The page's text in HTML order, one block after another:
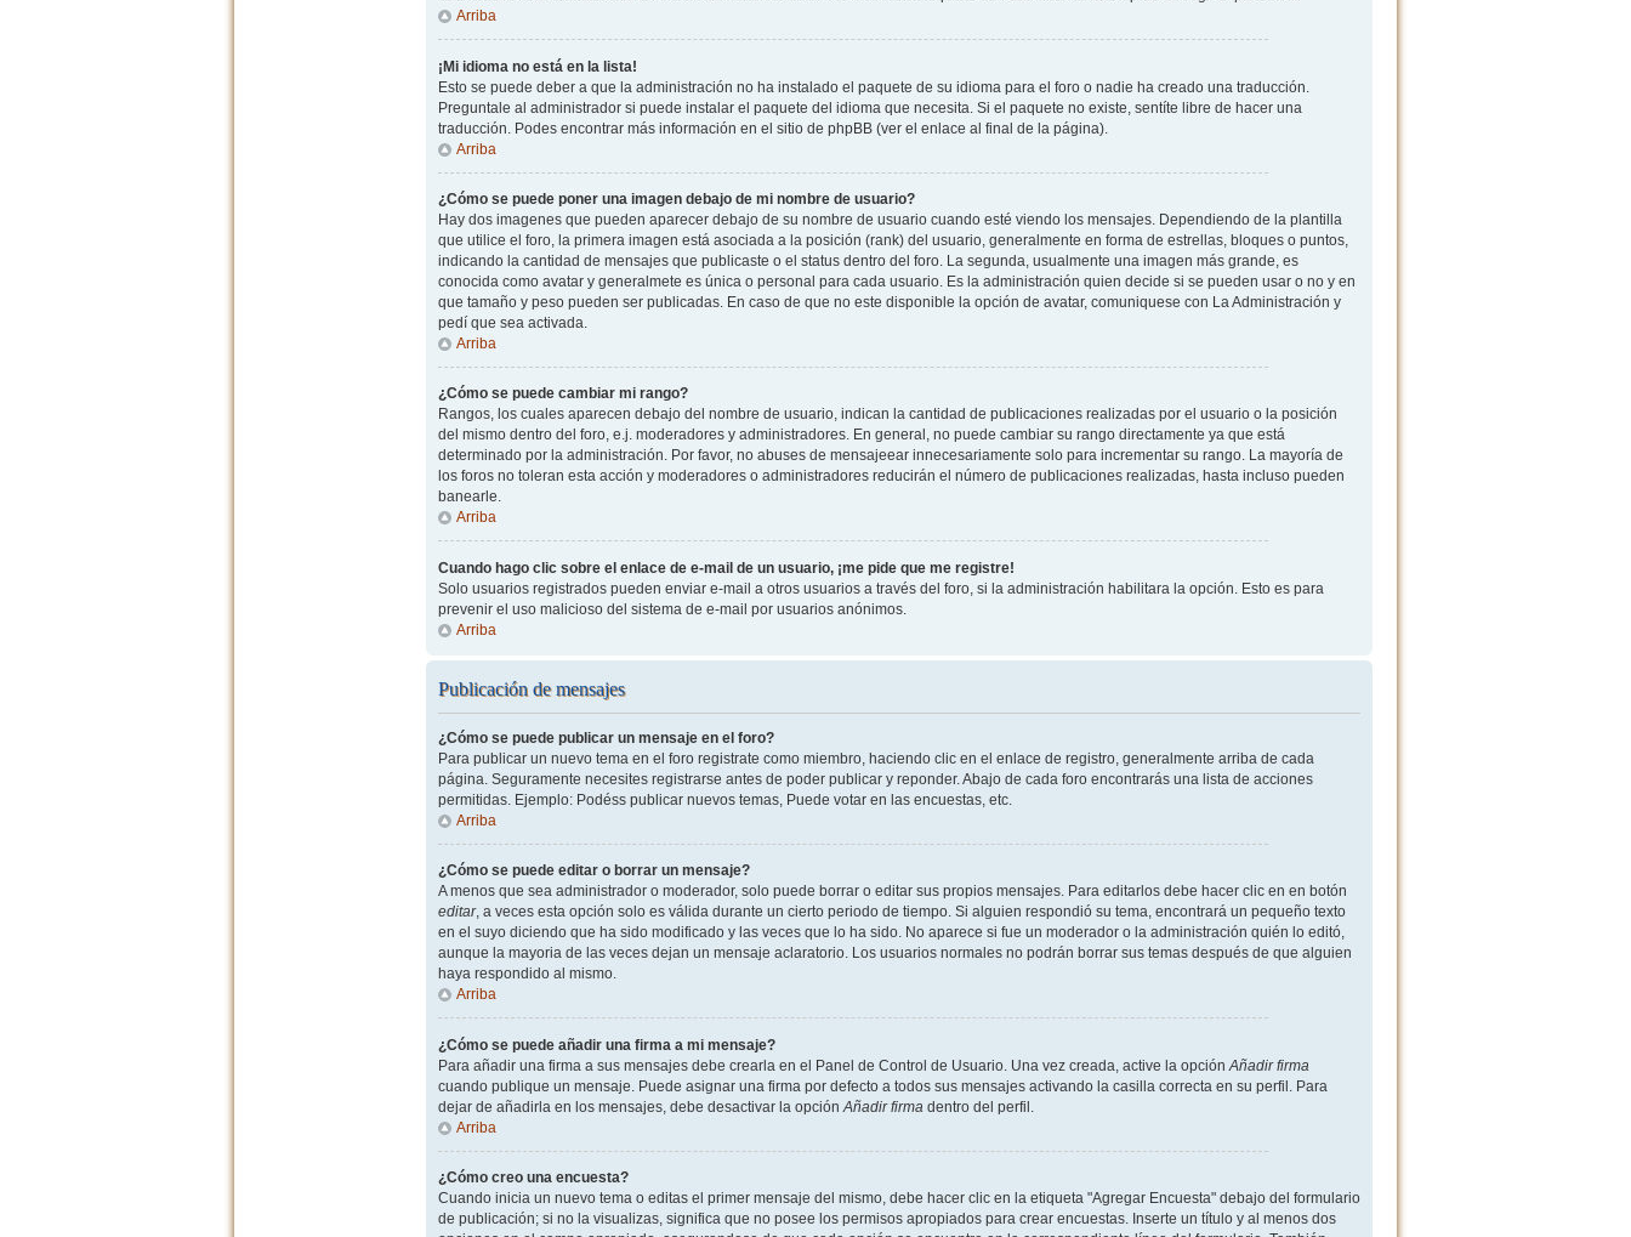
Arriba
¡Mi idioma no está en la lista!
Esto se puede deber a que la administración no ha instalado el paquete de su idioma para el foro o nadie ha creado una traducción.
Preguntale al administrador si puede instalar el paquete del idioma que necesita. Si el paquete no existe, sentíte libre de hacer una
traducción. Podes encontrar más información en el sitio de phpBB (ver el enlace al final de la página).
Arriba
¿Cómo se puede poner una imagen debajo de mi nombre de usuario?
Hay dos imagenes que pueden aparecer debajo de su nombre de usuario cuando esté viendo los mensajes. Dependiendo de la plantilla
que utilice el foro, la primera imagen está asociada a la posición (rank) del usuario, generalmente en forma de estrellas, bloques o puntos,
indicando la cantidad de mensajes que publicaste o el status dentro del foro. La segunda, usualmente una imagen más grande, es
conocida como avatar y generalmete es única o personal para cada usuario. Es la administración quien decide si se pueden usar o no y en
que tamaño y peso pueden ser publicadas. En caso de que no este disponible la opción de avatar, comuniquese con La Administración y
pedí que sea activada.
Arriba
¿Cómo se puede cambiar mi rango?
Rangos, los cuales aparecen debajo del nombre de usuario, indican la cantidad de publicaciones realizadas por el usuario o la posición
del mismo dentro del foro, e.j. moderadores y administradores. En general, no puede cambiar su rango directamente ya que está
determinado por la administración. Por favor, no abuses de mensajeear innecesariamente solo para incrementar su rango. La mayoría de
los foros no toleran esta acción y moderadores o administradores reducirán el número de publicaciones realizadas, hasta incluso pueden
banearle.
Arriba
Cuando hago clic sobre el enlace de e-mail de un usuario, ¡me pide que me registre!
Solo usuarios registrados pueden enviar e-mail a otros usuarios a través del foro, si la administración habilitara la opción. Esto es para
prevenir el uso malicioso del sistema de e-mail por usuarios anónimos.
Arriba
Publicación de mensajes
¿Cómo se puede publicar un mensaje en el foro?
Para publicar un nuevo tema en el foro registrate como miembro, haciendo clic en el enlace de registro, generalmente arriba de cada
página. Seguramente necesites registrarse antes de poder publicar y reponder. Abajo de cada foro encontrarás una lista de acciones
permitidas. Ejemplo: Podéss publicar nuevos temas, Puede votar en las encuestas, etc.
Arriba
¿Cómo se puede editar o borrar un mensaje?
A menos que sea administrador o moderador, solo puede borrar o editar sus propios mensajes. Para editarlos debe hacer clic en en botón
editar, a veces esta opción solo es válida durante un cierto periodo de tiempo. Si alguien respondió su tema, encontrará un pequeño texto
en el suyo diciendo que ha sido modificado y las veces que lo ha sido. No aparece si fue un moderador o la administración quién lo editó,
aunque la mayoria de las veces dejan un mensaje aclaratorio. Los usuarios normales no podrán borrar sus temas después de que alguien
haya respondido al mismo.
Arriba
¿Cómo se puede añadir una firma a mi mensaje?
Para añadir una firma a sus mensajes debe crearla en el Panel de Control de Usuario. Una vez creada, active la opción Añadir firma
cuando publique un mensaje. Puede asignar una firma por defecto a todos sus mensajes activando la casilla correcta en su perfil. Para
dejar de añadirla en los mensajes, debe desactivar la opción Añadir firma dentro del perfil.
Arriba
¿Cómo creo una encuesta?
Cuando inicia un nuevo tema o editas el primer mensaje del mismo, debe hacer clic en la etiqueta "Agregar Encuesta" debajo del formulario
de publicación; si no la visualizas, significa que no posee los permisos apropiados para crear encuestas. Inserte un título y al menos dos